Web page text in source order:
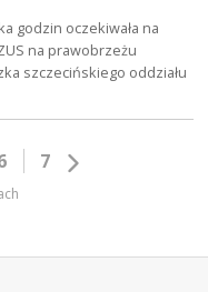
godzin oczekiwała na
na prawobrzeżu
szczecińskiego oddziału
7